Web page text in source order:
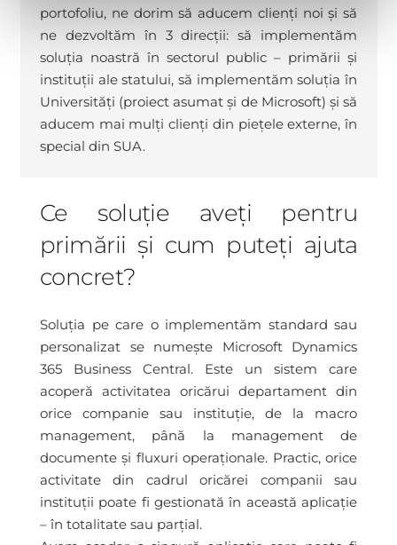
portofoliu, ne dorim să aducem clienți noi și să
ne dezvoltăm în 3 direcții: să implementăm
soluția noastră în sectorul public – primării și
instituții ale statului, să implementăm soluția în
Universități (proiect asumat și de Microsoft) și să
aducem mai mulți clienți din piețele externe, în
special din SUA.
Ce soluție aveți pentru
primării și cum puteți ajuta
concret?
Soluția pe care o implementăm standard sau
personalizat se numește Microsoft Dynamics
365 Business Central. Este un sistem care
acoperă activitatea oricărui departament din
orice companie sau instituție, de la macro
management, până la management de
documente și fluxuri operaționale. Practic, orice
activitate din cadrul oricărei companii sau
instituții poate fi gestionată în această aplicație
– în totalitate sau parțial.